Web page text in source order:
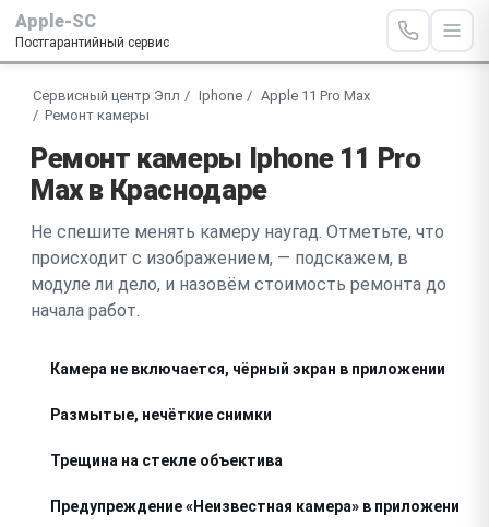
Apple-SC
Постгарантийный сервис
Сервисный центр Эпл Iphone
Apple 11 Pro Max
Ремонт камеры
Ремонт камеры Iphone 11 Pro
Max в Краснодаре
Не спешите менять камеру наугад. Отметьте, что
происходит с изображением, — подскажем, в
модуле ли дело, и назовём стоимость ремонта до
начала работ.
Камера не включается, чёрный экран в приложении
Размытые, нечёткие снимки
Трещина на стекле объектива
Предупреждение «Неизвестная камера» в приложении